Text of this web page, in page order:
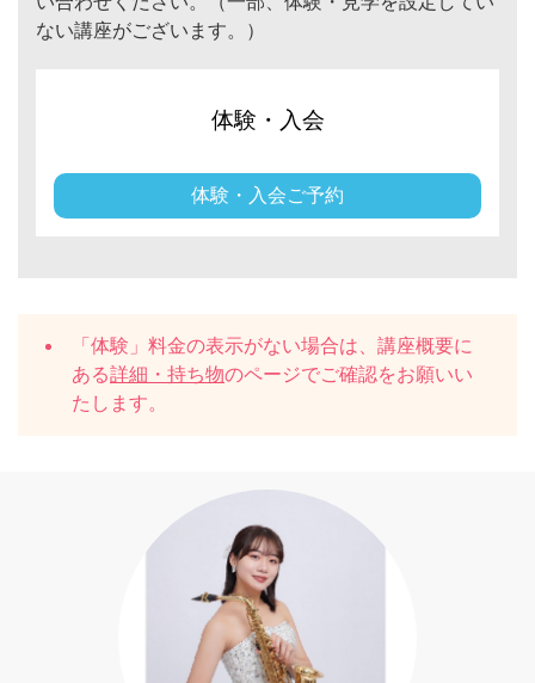
ない講座がございます。）
体験・入会
体験・入会ご予約
「体験」料金の表示がない場合は、講座概要に
ある詳細・持ち物のページでご確認をお願いい
たします。